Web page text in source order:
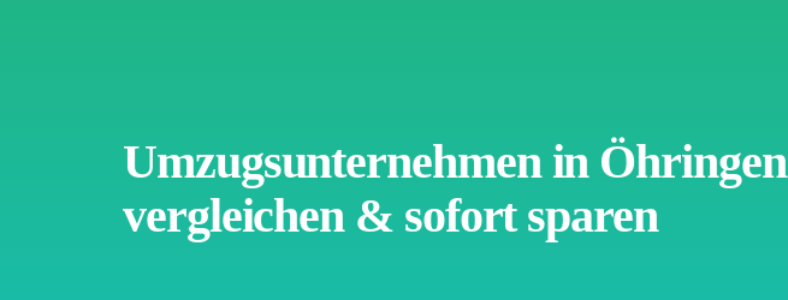
Umzugsunternehmen in Öhringen
vergleichen & sofort sparen